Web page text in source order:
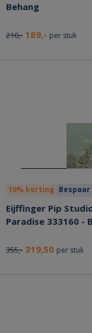
Behang
210,- 189,- per stuk
10% korting Bespaar
Eijffinger Pip
Paradise 333160 -
355,- 319,50 per stuk